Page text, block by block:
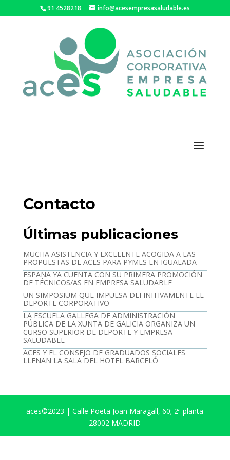
91 4528218 info@acesempresasaludable.es
Contacto
Últimas publicaciones
MUCHA ASISTENCIA Y EXCELENTE ACOGIDA A LAS
PROPUESTAS DE ACES PARA PYMES EN IGUALADA
ESPAÑA YA CUENTA CON SU PRIMERA PROMOCIÓN
DE TÉCNICOS/AS EN EMPRESA SALUDABLE
UN SIMPOSIUM QUE IMPULSA DEFINITIVAMENTE EL
DEPORTE CORPORATIVO
LA ESCUELA GALLEGA DE ADMINISTRACIÓN
PÚBLICA DE LA XUNTA DE GALICIA ORGANIZA UN
CURSO SUPERIOR DE DEPORTE Y EMPRESA
SALUDABLE
ACES Y EL CONSEJO DE GRADUADOS SOCIALES
LLENAN LA SALA DEL HOTEL BARCELÓ
aces©2023 | Calle Poeta Joan Maragall, 60; 2ª planta
28002 MADRID